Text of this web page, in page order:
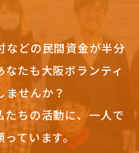
などの民間資金が半分
なたも大阪ボランティ
ませんか？
ちの活動に、一人で
ています。